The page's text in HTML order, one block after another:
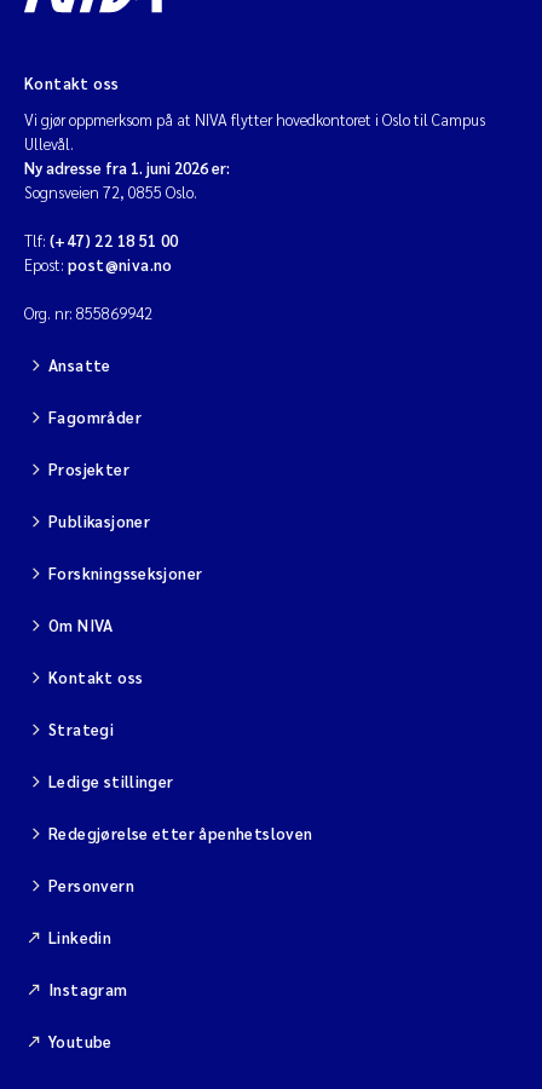
Kontakt oss
Vi gjør oppmerksom på at NIVA flytter hovedkontoret i Oslo til Campus
Ullevål.
Ny adresse fra 1. juni 2026 er:
Sognsveien 72, 0855 Oslo.
Tlf: (+47) 22 18 51 00
Epost: post@niva.no
Org. nr: 855869942
Ansatte
Fagområder
Prosjekter
Publikasjoner
Forskningsseksjoner
Om NIVA
Kontakt oss
Strategi
Ledige stillinger
Redegjørelse etter åpenhetsloven
Personvern
Linkedin
Instagram
Youtube